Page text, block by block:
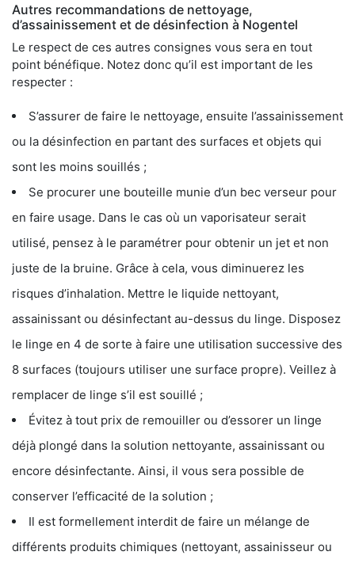
Autres recommandations de nettoyage,
d’assainissement et de désinfection à Nogentel
Le respect de ces autres consignes vous sera en tout
point bénéfique. Notez donc qu’il est important de les
respecter :
S’assurer de faire le nettoyage, ensuite l’assainissement
ou la désinfection en partant des surfaces et objets qui
sont les moins souillés ;
Se procurer une bouteille munie d’un bec verseur pour
en faire usage. Dans le cas où un vaporisateur serait
utilisé, pensez à le paramétrer pour obtenir un jet et non
juste de la bruine. Grâce à cela, vous diminuerez les
risques d’inhalation. Mettre le liquide nettoyant,
assainissant ou désinfectant au-dessus du linge. Disposez
le linge en 4 de sorte à faire une utilisation successive des
8 surfaces (toujours utiliser une surface propre). Veillez à
remplacer de linge s’il est souillé ;
Évitez à tout prix de remouiller ou d’essorer un linge
déjà plongé dans la solution nettoyante, assainissant ou
encore désinfectante. Ainsi, il vous sera possible de
conserver l’efficacité de la solution ;
Il est formellement interdit de faire un mélange de
différents produits chimiques (nettoyant, assainisseur ou